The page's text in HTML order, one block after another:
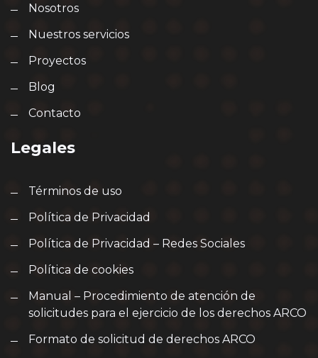
Nosotros
Nuestros servicios
Proyectos
Blog
Contacto
Legales
Términos de uso
Política de Privacidad
Política de Privacidad – Redes Sociales
Política de cookies
Manual – Procedimiento de atención de
solicitudes para el ejercicio de los derechos ARCO
Formato de solicitud de derechos ARCO